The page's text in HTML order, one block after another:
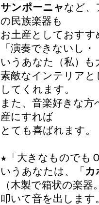
サンポーニャなど、
の民族楽器も
お土産としておすす
「演奏できないし・
いうあなた（私）も
素敵なインテリアと
してくれます。
また、音楽好きな方
産にすれば
とても喜ばれます。
★「大きなものでも
いうあなたは、「 カ
（木製で箱状の楽器
叩いて音を出します